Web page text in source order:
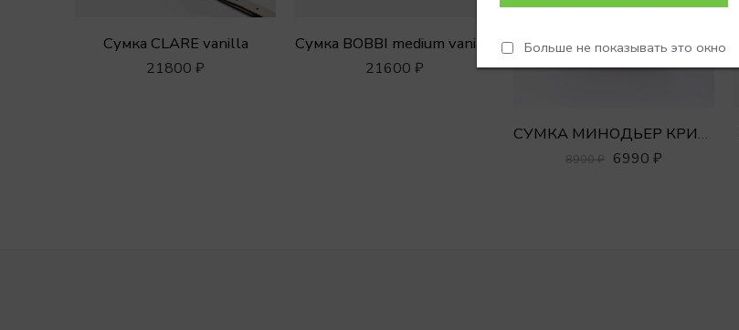
Больше не показывать это окно
Сумка CLARE vanilla
21800 ₽
Сумка BOBBI medium vanilla
21600 ₽
СУМКА МИНОДЬЕР КРИСТАЛЛЫ
8900₽ 6990 ₽